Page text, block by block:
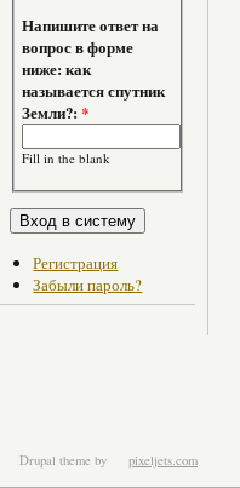
Напишите ответ на
вопрос в форме
ниже: как
называется спутник
Земли?:*
Fill in the blank
Регистрация
Забыли пароль?
Drupal theme by pixeljets.com